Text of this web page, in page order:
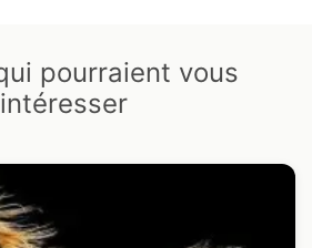
pourraient vous
intéresser